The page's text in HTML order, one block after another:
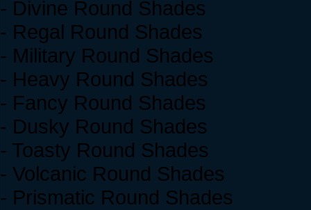
- Divine Round Shades
- Regal Round Shades
- Military Round Shades
- Heavy Round Shades
- Fancy Round Shades
- Dusky Round Shades
- Toasty Round Shades
- Volcanic Round Shades
- Prismatic Round Shades